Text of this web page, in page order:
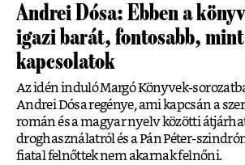
Andrei Dósa: Ebben a
igazi barát, fontosabb,
kapcsolatok
Az idén induló Margó Könyvek-
Andrei Dósa regénye, ami kapcsán a
román és a magyar nyelv közötti
droghasználatról és a Pán Péter-
fiatal felnőttek nem akarnak felnőni.